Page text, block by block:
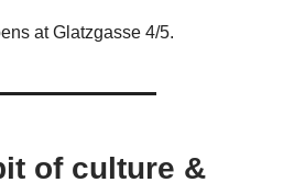
at Glatzgasse 4/5.
of culture &